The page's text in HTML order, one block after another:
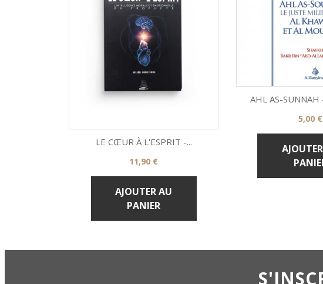
 Aperçu rapide
LE CŒUR À L'ESPRIT -...
Prix
11,90 €
AJOUTER AU
PANIER
 Aperçu
AHL AS-SUNNAH
Prix
5,00 €